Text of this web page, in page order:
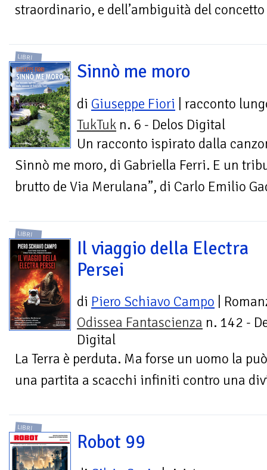
straordinario, e dell’ambiguità del concetto
LIBRI
Sinnò me moro
di Giuseppe Fiori | racconto
TukTuk n. 6 - Delos Digital
Un racconto ispirato dalla
Sinnò me moro, di Gabriella Ferri. E un
brutto de Via Merulana”, di Carlo Emilio
LIBRI
Il viaggio della Electra
Persei
di Piero Schiavo Campo |
Odissea Fantascienza n. 142 -
Digital
La Terra è perduta. Ma forse un uomo la
una partita a scacchi infiniti contro una
LIBRI
Robot 99